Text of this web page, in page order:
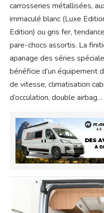
carrosseries métallisées,
immaculé blanc (Luxe
Edition) ou gris fer,
pare-chocs assortis. La
apanage des séries
bénéficie d’un équipement
de vitesse, climatisation
d’occulation, double airbag…